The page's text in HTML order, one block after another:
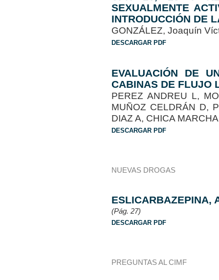
SEXUALMENTE
INTRODUCCIÓN DE
GONZÁLEZ, Joaquín
DESCARGAR PDF
EVALUACIÓN DE
CABINAS DE FLUJO
PEREZ ANDREU L,
MUÑOZ CELDRÁN D,
DIAZ A, CHICA
DESCARGAR PDF
NUEVAS DROGAS
ESLICARBAZEPINA,
(Pág. 27)
DESCARGAR PDF
PREGUNTAS AL CIMF